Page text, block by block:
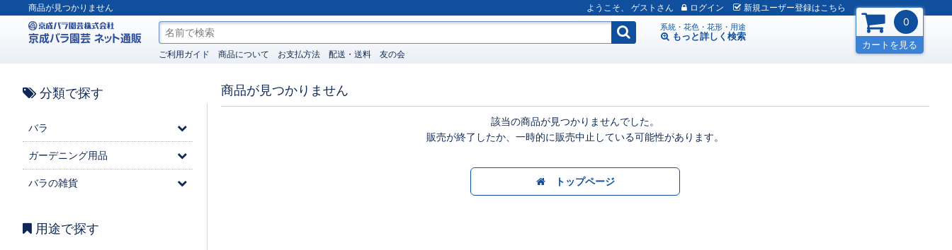
商品が見つかりません ようこそ、 ゲスト ログイン 新規ユーザー登録はこちら
系統・花色・花形・用途
もっと詳しく 検索
0
カートを見る
ご利用ガイド 商品について お支払方法 配送・送料 友の会
商品が見つかりません
該当の商品が見つかりませんでした。
販売が終了したか、一時的に販売中止している可能性があります。
トップページ
分類で探す
バラ
ガーデニング用品
バラの雑貨
用途で探す